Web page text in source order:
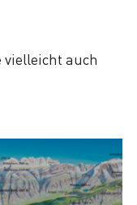
auch